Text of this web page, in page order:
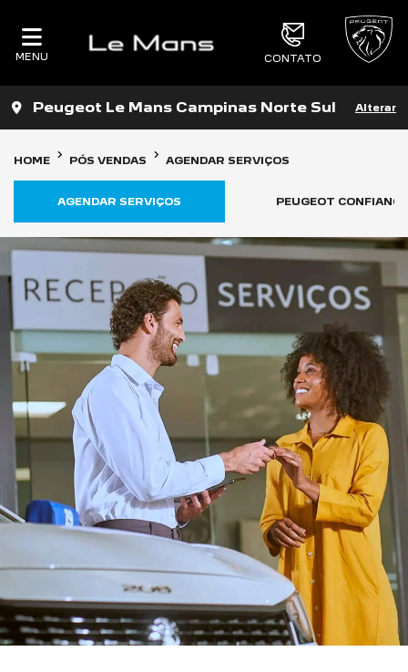
MENU CONTATO
Peugeot Le Mans Campinas Norte Sul Alterar
HOME PÓS VENDAS AGENDAR SERVIÇOS
PEUGEOT CONFIANCE
AGENDAR SERVIÇOS